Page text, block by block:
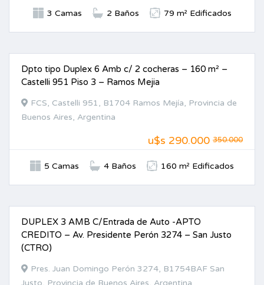
3 Camas 2 Baños 79 m² Edificados
VENTA
Dpto tipo Duplex 6 Amb c/ 2 cocheras – 160 m² –
Castelli 951 Piso 3 – Ramos Mejia
FCS, Castelli 951, B1704 Ramos Mejía, Provincia de
Buenos Aires, Argentina
u$s 290.000 350.000
5 Camas 4 Baños 160 m² Edificados
DUPLEX 3 AMB C/Entrada de Auto -APTO
CREDITO – Av. Presidente Perón 3274 – San Justo
(CTRO)
Pres. Juan Domingo Perón 3274, B1754BAF San
Justo, Provincia de Buenos Aires, Argentina